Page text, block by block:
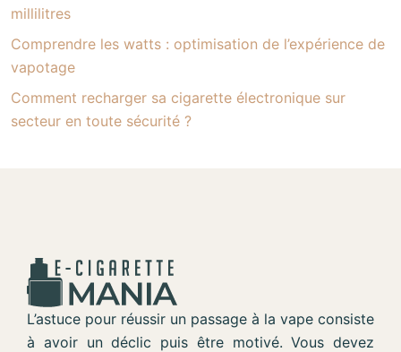
millilitres
Comprendre les watts : optimisation de l’expérience de
vapotage
Comment recharger sa cigarette électronique sur
secteur en toute sécurité ?
L’astuce pour réussir un passage à la vape consiste
à avoir un déclic puis être motivé. Vous devez